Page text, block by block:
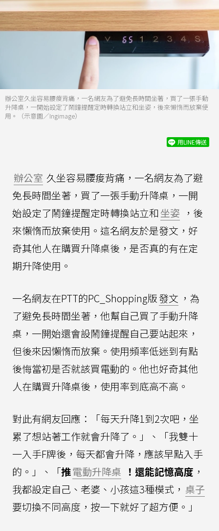
辦公室久坐容易腰痠背痛，一名網友為了避免長時間坐著，買了一張手動
升降桌，一開始設定了鬧鐘提醒定時轉換站立和坐姿，後來懶惰而放棄使
用。（示意圖／Ingimage）
用LINE傳送
辦公室 久坐容易腰痠背痛，一名網友為了避
免長時間坐著，買了一張手動升降桌，一開
始設定了鬧鐘提醒定時轉換站立和坐姿 ，後
來懶惰而放棄使用。這名網友於是發文，好
奇其他人在購買升降桌後，是否真的有在定
期升降使用。
一名網友在PTT的PC_Shopping版發文 ，為
了避免長時間坐著，他幫自己買了手動升降
桌，一開始還會設鬧鐘提醒自己要站起來，
但後來因懶惰而放棄。使用頻率低迷到有點
後悔當初是否就該買電動的。他也好奇其他
人在購買升降桌後，使用率到底高不高。
對此有網友回應：「每天升降1到2次吧，坐
累了想站著工作就會升降了。」、「我雙十
一入手F牌後，每天都會升降，應該早點入手
的。」、「推電動升降桌 ！還能記憶高度 ，
我都設定自己、老婆、小孩這3種模式， 桌子
要切換不同高度，按一下就好了超方便。」